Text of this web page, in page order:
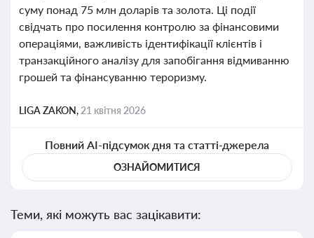
суму понад 75 млн доларів та золота. Ці події
свідчать про посилення контролю за фінансовими
операціями, важливість ідентифікації клієнтів і
транзакційного аналізу для запобігання відмиванню
грошей та фінансуванню тероризму.
LIGA ZAKON, 21 квітня 2026
Повний AI-підсумок дня та статті-джерела
ОЗНАЙОМИТИСЯ
Теми, які можуть вас зацікавити: